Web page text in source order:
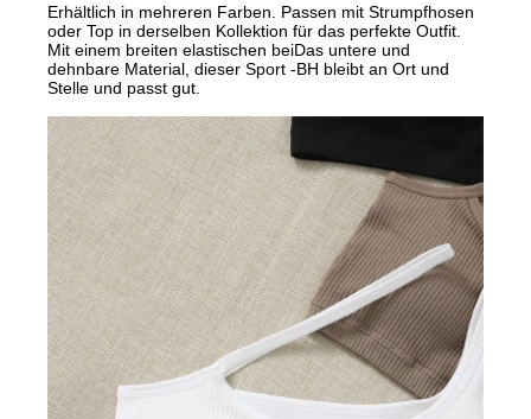
Erhältlich in mehreren Farben. Passen mit Strumpfhosen
oder Top in derselben Kollektion für das perfekte Outfit.
Mit einem breiten elastischen beiDas untere und
dehnbare Material, dieser Sport -BH bleibt an Ort und
Stelle und passt gut.